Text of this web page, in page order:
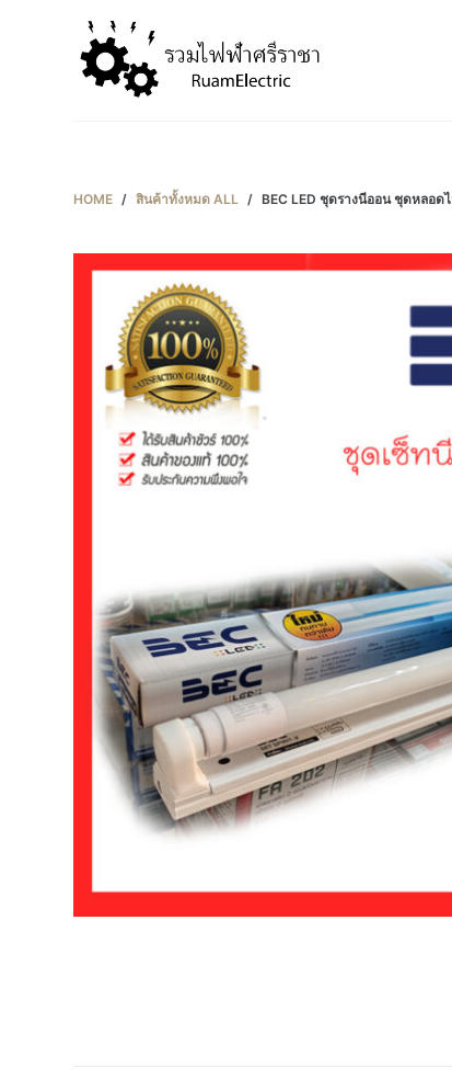
HOME / สินค้าทั้งหมด ALL / BEC LED ชุดรางนีออน ชุดหลอ